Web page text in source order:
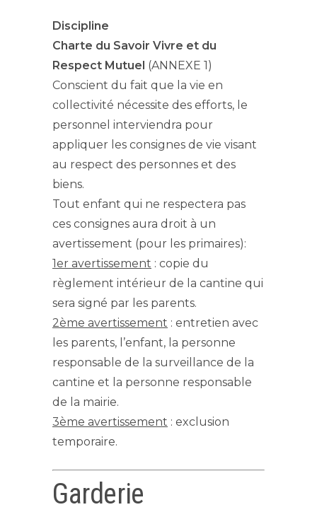
Discipline
Charte du Savoir Vivre et du
Respect Mutuel (ANNEXE 1)
Conscient du fait que la vie en
collectivité nécessite des efforts, le
personnel interviendra pour
appliquer les consignes de vie visant
au respect des personnes et des
biens.
Tout enfant qui ne respectera pas
ces consignes aura droit à un
avertissement (pour les primaires):
1er avertissement : copie du
règlement intérieur de la cantine qui
sera signé par les parents.
2ème avertissement : entretien avec
les parents, l’enfant, la personne
responsable de la surveillance de la
cantine et la personne responsable
de la mairie.
3ème avertissement : exclusion
temporaire.
Garderie